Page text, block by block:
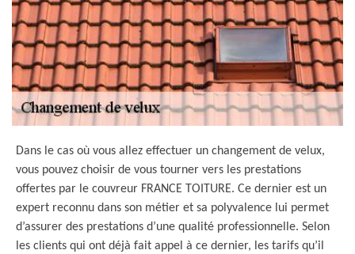
Dans le cas où vous allez effectuer un changement de velux,
vous pouvez choisir de vous tourner vers les prestations
offertes par le couvreur FRANCE TOITURE. Ce dernier est un
expert reconnu dans son métier et sa polyvalence lui permet
d’assurer des prestations d’une qualité professionnelle. Selon
les clients qui ont déjà fait appel à ce dernier, les tarifs qu’il